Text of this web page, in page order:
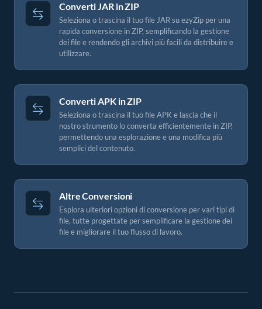
Converti JAR in ZIP
Seleziona o trascina il tuo file JAR su ezyZip per una
rapida conversione in ZIP, semplificando la gestione
dei file e rendendo gli archivi più facili da distribuire e
utilizzare.
Converti APK in ZIP
Seleziona o trascina il tuo file APK e lascia che il
nostro strumento lo converta efficientemente in ZIP,
permettendo una esplorazione e una modifica più
semplici del contenuto.
Altre Conversioni
Esplora ulteriori opzioni di conversione per vari tipi di
file, tutte progettate per semplificare la gestione dei
file e migliorare il tuo flusso di lavoro.